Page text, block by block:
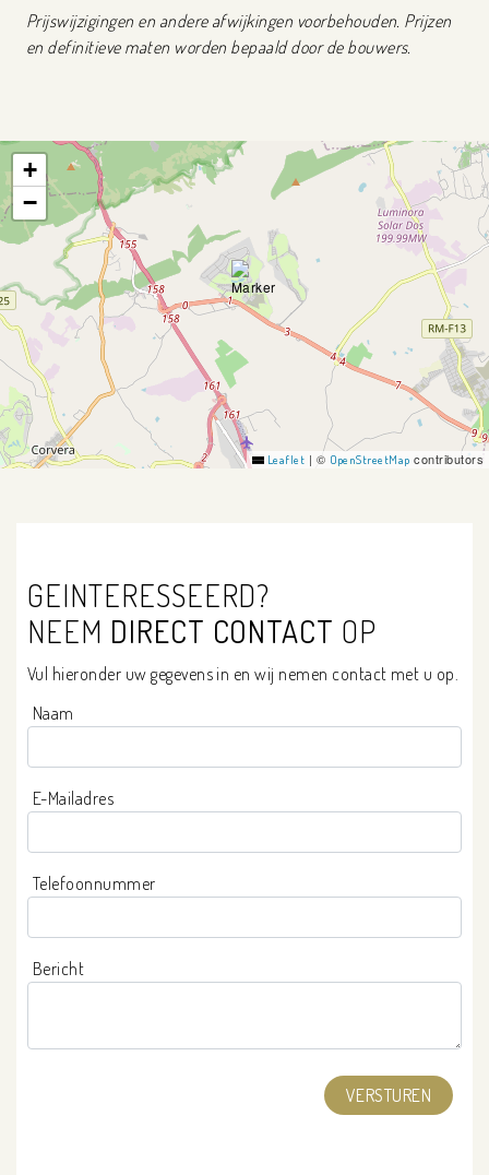
Prijswijzigingen en andere afwijkingen voorbehouden. Prijzen
en definitieve maten worden bepaald door de bouwers.
+
−
Leaflet | © OpenStreetMap contributors
GEINTERESSEERD?
NEEM DIRECT CONTACT OP
Vul hieronder uw gegevens in en wij nemen contact met u op.
Naam
E-Mailadres
Telefoonnummer
Bericht